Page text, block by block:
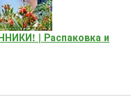
| Распаковка и